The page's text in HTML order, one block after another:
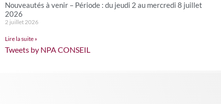
Nouveautés à venir – Période : du jeudi 2 au mercredi 8 juillet
2026
2 juillet 2026
Lire la suite »
Tweets by NPA CONSEIL